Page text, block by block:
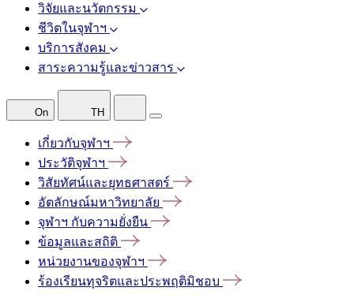
วิจัยและนวัตกรรม
ชีวิตในจุฬาฯ
บริการสังคม
สาระความรู้และข่าวสาร
On TH
เกี่ยวกับจุฬาฯ
ประวัติจุฬาฯ
วิสัยทัศน์และยุทธศาสตร์
อัตลักษณ์มหาวิทยาลัย
จุฬาฯ กับความยั่งยืน
ข้อมูลและสถิติ
หน่วยงานของจุฬาฯ
ร้องเรียนทุจริตและประพฤติมิชอบ